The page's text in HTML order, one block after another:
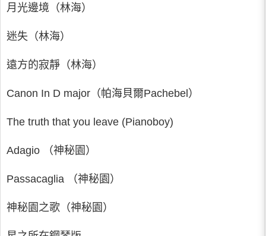
月光邊境（林海）
迷失（林海）
遠方的寂靜（林海）
Canon In D major（帕海貝爾Pachebel）
The truth that you leave (Pianoboy)
Adagio （神秘園）
Passacaglia （神秘園）
神秘園之歌（神秘園）